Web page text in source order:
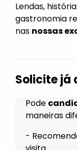
Lendas,
gastronomia
nas nossas
Solicite já
Pode
maneiras
-